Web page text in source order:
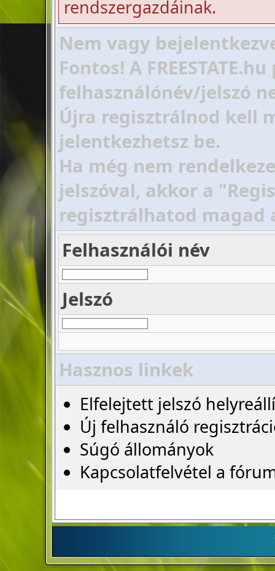
rendszergazdáinak.
Nem vagy
Fontos! A
felhasználónév/jelszó
Újra regisztrálnod kell
jelentkezhetsz be.
Ha még nem
jelszóval, akkor a
regisztrálhatod magad
Felhasználói név
Jelszó
Hasznos linkek
Elfelejtett jelszó
Új felhasználó
Súgó állományok
Kapcsolatfelvétel a